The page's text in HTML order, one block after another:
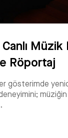
Müzik
Röportaj
gösterimde
müziğin